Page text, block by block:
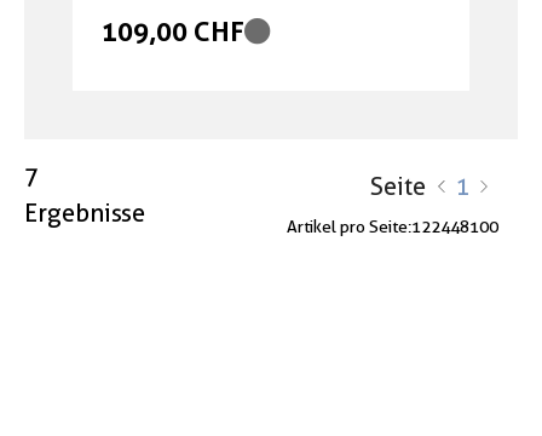
109,00 CHF
7
Ergebnisse
Seite 1
Artikel pro Seite:122448100